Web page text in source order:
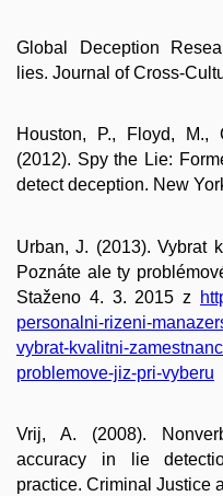
Global Deception
lies. Journal of Cross-
Houston, P., Floyd,
(2012). Spy the Lie:
detect deception. New
Urban, J. (2013). Vybrat
Poznáte ale ty
Staženo 4. 3. 2015 z
personalni-rizeni-
vybrat-kvalitni-
problemove-jiz-pri-vyberu
Vrij, A. (2008).
accuracy in lie
practice. Criminal Justice